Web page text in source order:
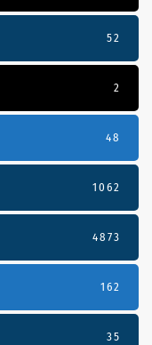
52
2
48
1062
4873
162
35